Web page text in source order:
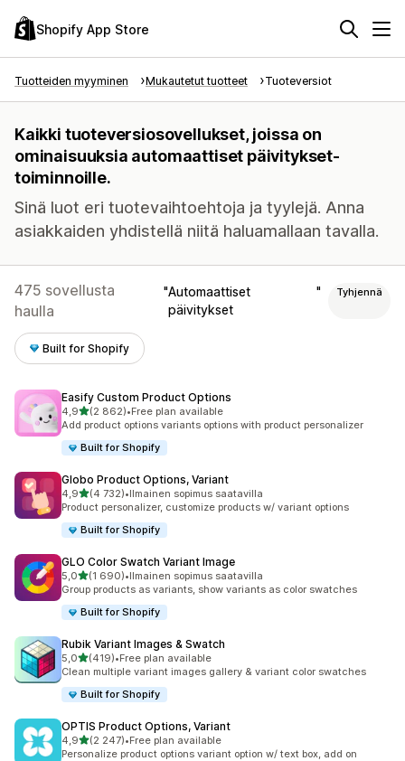
Shopify App Store
Tuotteiden myyminen Mukautetut tuotteet Tuoteversiot
Kaikki tuoteversiosovellukset, joissa on
ominaisuuksia automaattiset päivitykset-
toiminnoille.
Sinä luot eri tuotevaihtoehtoja ja tyylejä. Anna
asiakkaiden yhdistellä niitä haluamallaan tavalla.
475 sovellusta
haulla
Automaattiset
päivitykset
Tyhjennä
Built for Shopify
Easify Custom Product Options
4,9/ 5 tähteä
(2 862)
2862 arvostelua yhteensä
•Free plan available
Add product options variants options with product personalizer
Built for Shopify
Globo Product Options, Variant
4,9/ 5 tähteä
(4 732)
4732 arvostelua yhteensä
•Ilmainen sopimus saatavilla
Product personalizer, customize products w/ variant options
Built for Shopify
GLO Color Swatch Variant Image
5,0/ 5 tähteä
(1 690)
1690 arvostelua yhteensä
•Ilmainen sopimus saatavilla
Group products as variants, show variants as color swatches
Built for Shopify
Rubik Variant Images & Swatch
5,0/ 5 tähteä
(419)
419 arvostelua yhteensä
•Free plan available
Clean multiple variant images gallery & variant color swatches
Built for Shopify
OPTIS Product Options, Variant
4,9/ 5 tähteä
(2 247)
2247 arvostelua yhteensä
•Free plan available
Personalize product options variant option w/ text box, add on